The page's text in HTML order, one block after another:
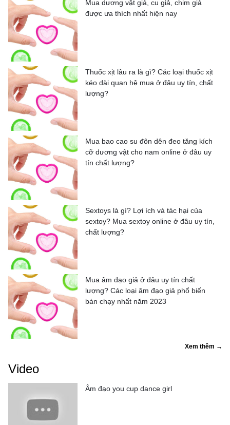
Mua dương vật giả, cu giả, chim giả
được ưa thích nhất hiện nay
Thuốc xịt lâu ra là gì? Các loại thuốc xịt
kéo dài quan hệ mua ở đâu uy tín, chất
lượng?
Mua bao cao su đôn dên đeo tăng kích
cỡ dương vật cho nam online ở đâu uy
tín chất lượng?
Sextoys là gì? Lợi ích và tác hại của
sextoy? Mua sextoy online ở đâu uy tín,
chất lượng?
Mua âm đạo giả ở đâu uy tín chất
lượng? Các loại âm đạo giả phổ biến
bán chạy nhất năm 2023
Xem thêm →
Video
Âm đạo you cup dance girl